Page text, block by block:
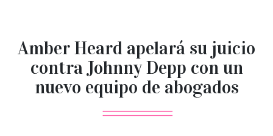
Amber Heard apelará su juicio
contra Johnny Depp con un
nuevo equipo de abogados